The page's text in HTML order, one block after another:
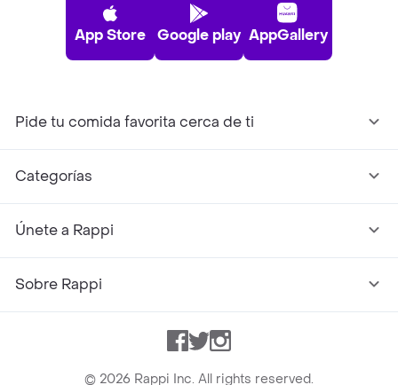
App Store Google play AppGallery
Pide tu comida favorita cerca de ti
Categorías
Únete a Rappi
Sobre Rappi
Facebook
TwitterInstagram
© 2026 Rappi Inc. All rights reserved.